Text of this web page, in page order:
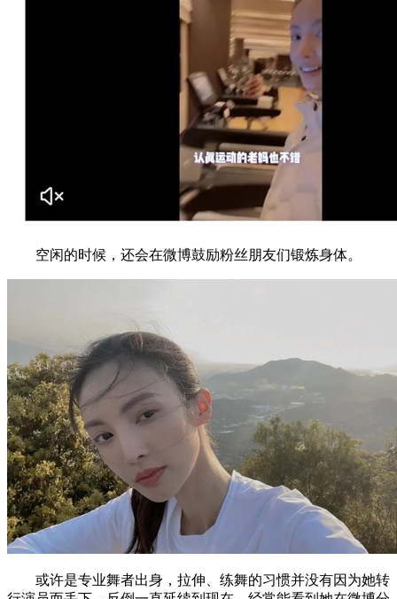
空闲的时候，还会在微博鼓励粉丝朋友们锻炼身体。
或许是专业舞者出身，拉伸、练舞的习惯并没有因为她转